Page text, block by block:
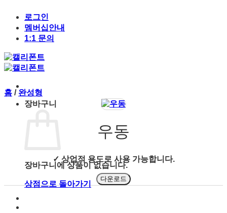
content
로그인
멤버십안내
1:1 문의
장바구니
장바구니에 상품이 없습니다.
상점으로 돌아가기
홈 / 완성형
우동
✓ 상업적 용도로 사용 가능합니다.
다운로드